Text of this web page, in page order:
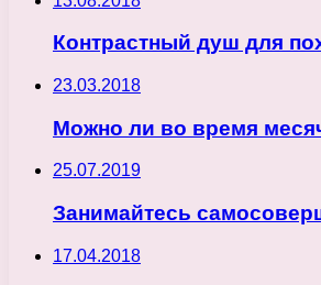
Контрастный душ для
23.03.2018
Можно ли во время
25.07.2019
Занимайтесь
17.04.2018